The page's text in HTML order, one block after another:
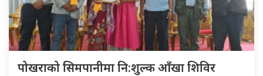
पोखराको सिमपानीमा नि:शुल्क आँखा शिविर